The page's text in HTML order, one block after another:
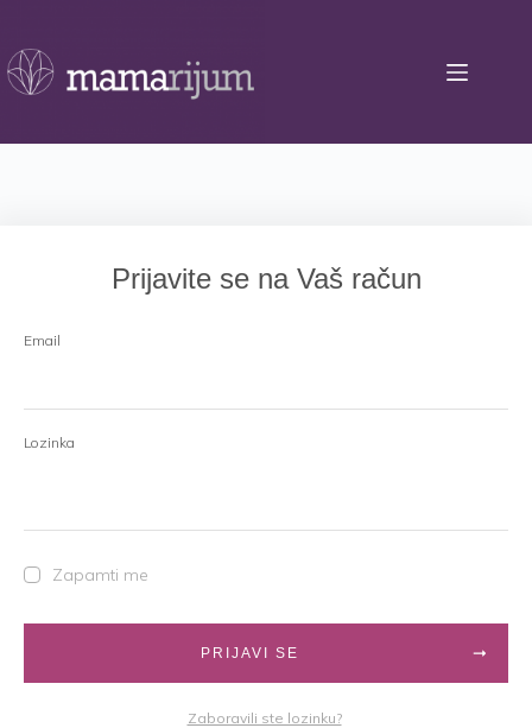
content
Prijavite se na Vaš račun
Email
Lozinka
Zapamti me
PRIJAVI SE
Zaboravili ste lozinku?